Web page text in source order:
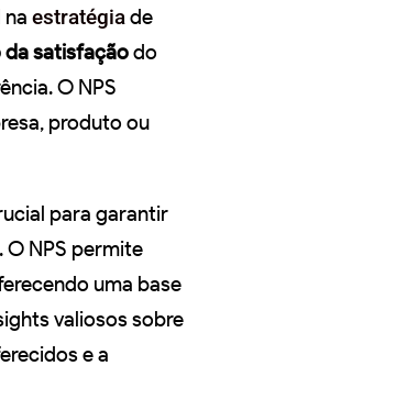
estratégiade
da satisfaçãodo
O NPS
produto ou
para garantir
NPS permite
uma base
valiosos sobre
e a